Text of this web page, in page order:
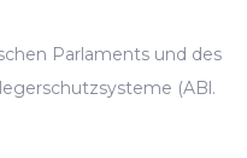
Parlaments und des
(ABl.